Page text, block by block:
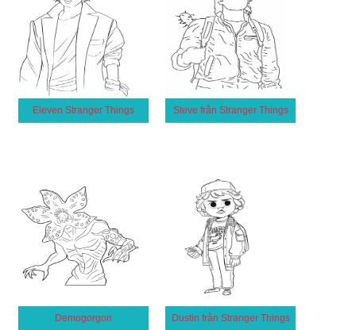
Eleven Stranger Things Steve från Stranger Things
Demogorgon Dustin från Stranger Things